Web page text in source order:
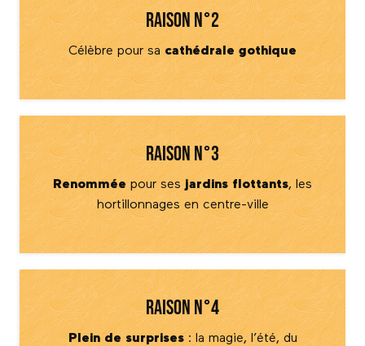
Raison n°2
Célèbre pour sacathédrale gothique
Raison n°3
Renomméepour sesjardins flottants, les
hortillonnages en centre-ville
Raison n°4
Plein de surprises: la magie, l’été, du